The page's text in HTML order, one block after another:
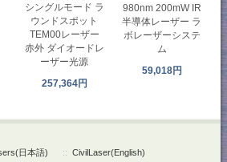
シングルモード ラ
ウンドスポット
TEM00レーザー
赤外 ダイオードレ
ーザー光源
257,364円
980nm 200mW IR
半導体レーザー ラ
ボレーザーシステ
ム
59,018円
日本語) :: CivilLaser(English)